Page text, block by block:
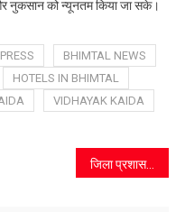
नुकसान को न्यूनतम किया जा सके।
BHIMTAL NEWS
HOTELS IN BHIMTAL
VIDHAYAK KAIDA
जिला प्रशासन अलर्ट मोड में, सभी संवेदनशील क्षेत्रों का किया निरीक्षण